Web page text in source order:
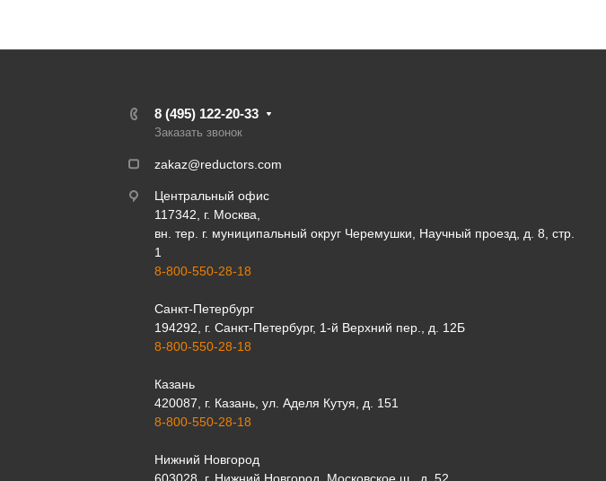
8 (495) 122-20-33
Заказать звонок
zakaz@reductors.com
Центральный офис
117342, г. Москва,
вн. тер. г. муниципальный округ Черемушки, Научный проезд, д. 8, стр.
1
8-800-550-28-18
Санкт-Петербург
194292, г. Санкт-Петербург, 1-й Верхний пер., д. 12Б
8-800-550-28-18
Казань
420087, г. Казань, ул. Аделя Кутуя, д. 151
8-800-550-28-18
Нижний Новгород